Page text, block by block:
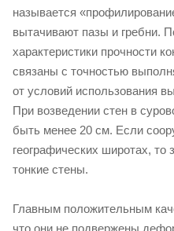
называется
вытачивают пазы и гребни.
характеристики прочности
связаны с точностью
от условий использования
При возведении стен в
быть менее 20 см. Если
географических широтах, то
тонкие стены.
Главным положительным
что они не подвержены